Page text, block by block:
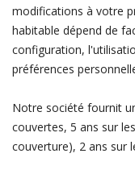
modifications à votre
habitable dépend de
configuration,
préférences
Notre société fournit
couvertes, 5 ans sur
couverture), 2 ans sur